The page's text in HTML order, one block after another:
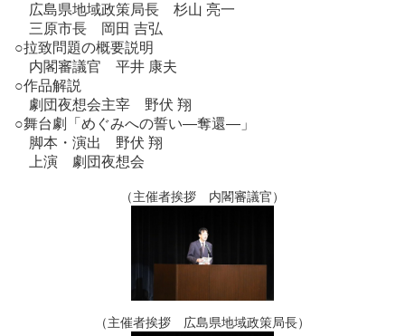
広島県地域政策局長 杉山 亮一
三原市長 岡田 吉弘
○拉致問題の概要説明
内閣審議官 平井 康夫
○作品解説
劇団夜想会主宰 野伏 翔
○舞台劇「めぐみへの誓い―奪還―」
脚本・演出 野伏 翔
上演 劇団夜想会
（主催者挨拶 内閣審議官）
（主催者挨拶 広島県地域政策局長）